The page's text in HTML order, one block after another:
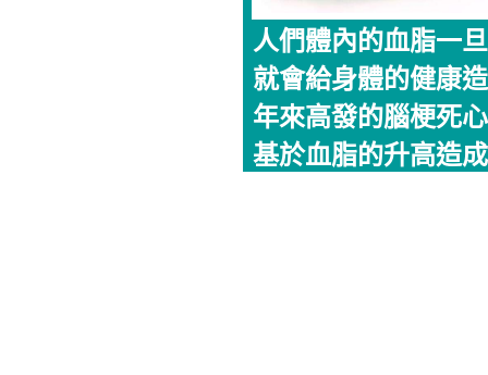
人們體內的血脂一
就會給身體的健康
年來高發的腦梗死
基於血脂的升高造